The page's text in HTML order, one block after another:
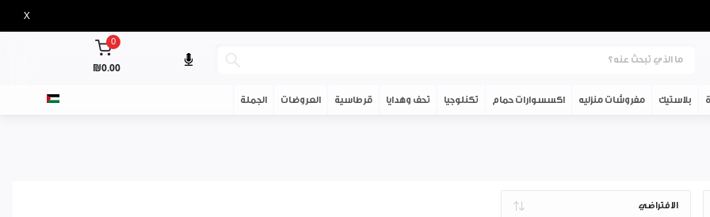
X
0
₪0.00
بلاستيك مفروشات منزليه اكسسوارات حمام تكنلوجيا تحف وهدايا قرطاسية العروضات الجملة